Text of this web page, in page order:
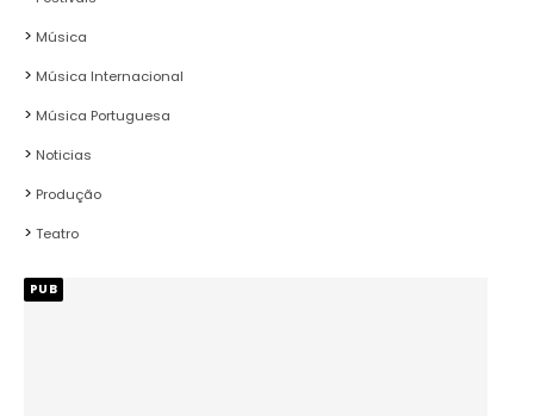
Música
Música Internacional
Música Portuguesa
Noticias
Produção
Teatro
PUB